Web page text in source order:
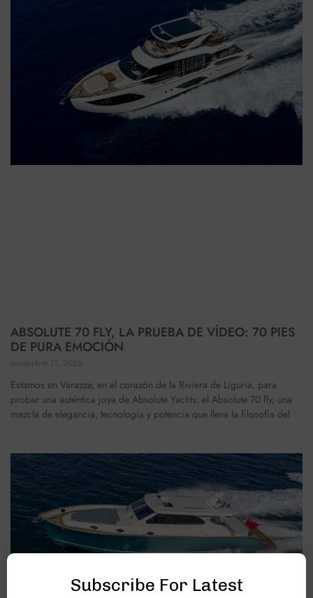
ABSOLUTE 70 FLY, LA PRUEBA DE VÍDEO: 70 PIES
DE PURA EMOCIÓN
noviembre 11, 2025
Estamos en Varazze, en el corazón de la Riviera de Liguria, para
probar una auténtica joya de Absolute Yachts: el Absolute 70 fly, una
mezcla de elegancia, tecnología y potencia que lleva la filosofía del
Subscribe For Latest